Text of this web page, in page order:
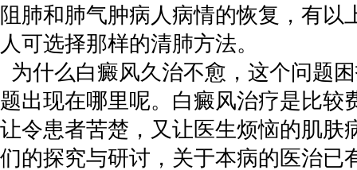
阻肺和肺气肿病人病情的恢复，有以
人可选择那样的清肺方法。
为什么白癜风久治不愈，这个问题
题出现在哪里呢。白癜风治疗是比较
让令患者苦楚，又让医生烦恼的肌肤
们的探究与研讨，关于本病的医治已